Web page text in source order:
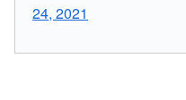
24, 2021